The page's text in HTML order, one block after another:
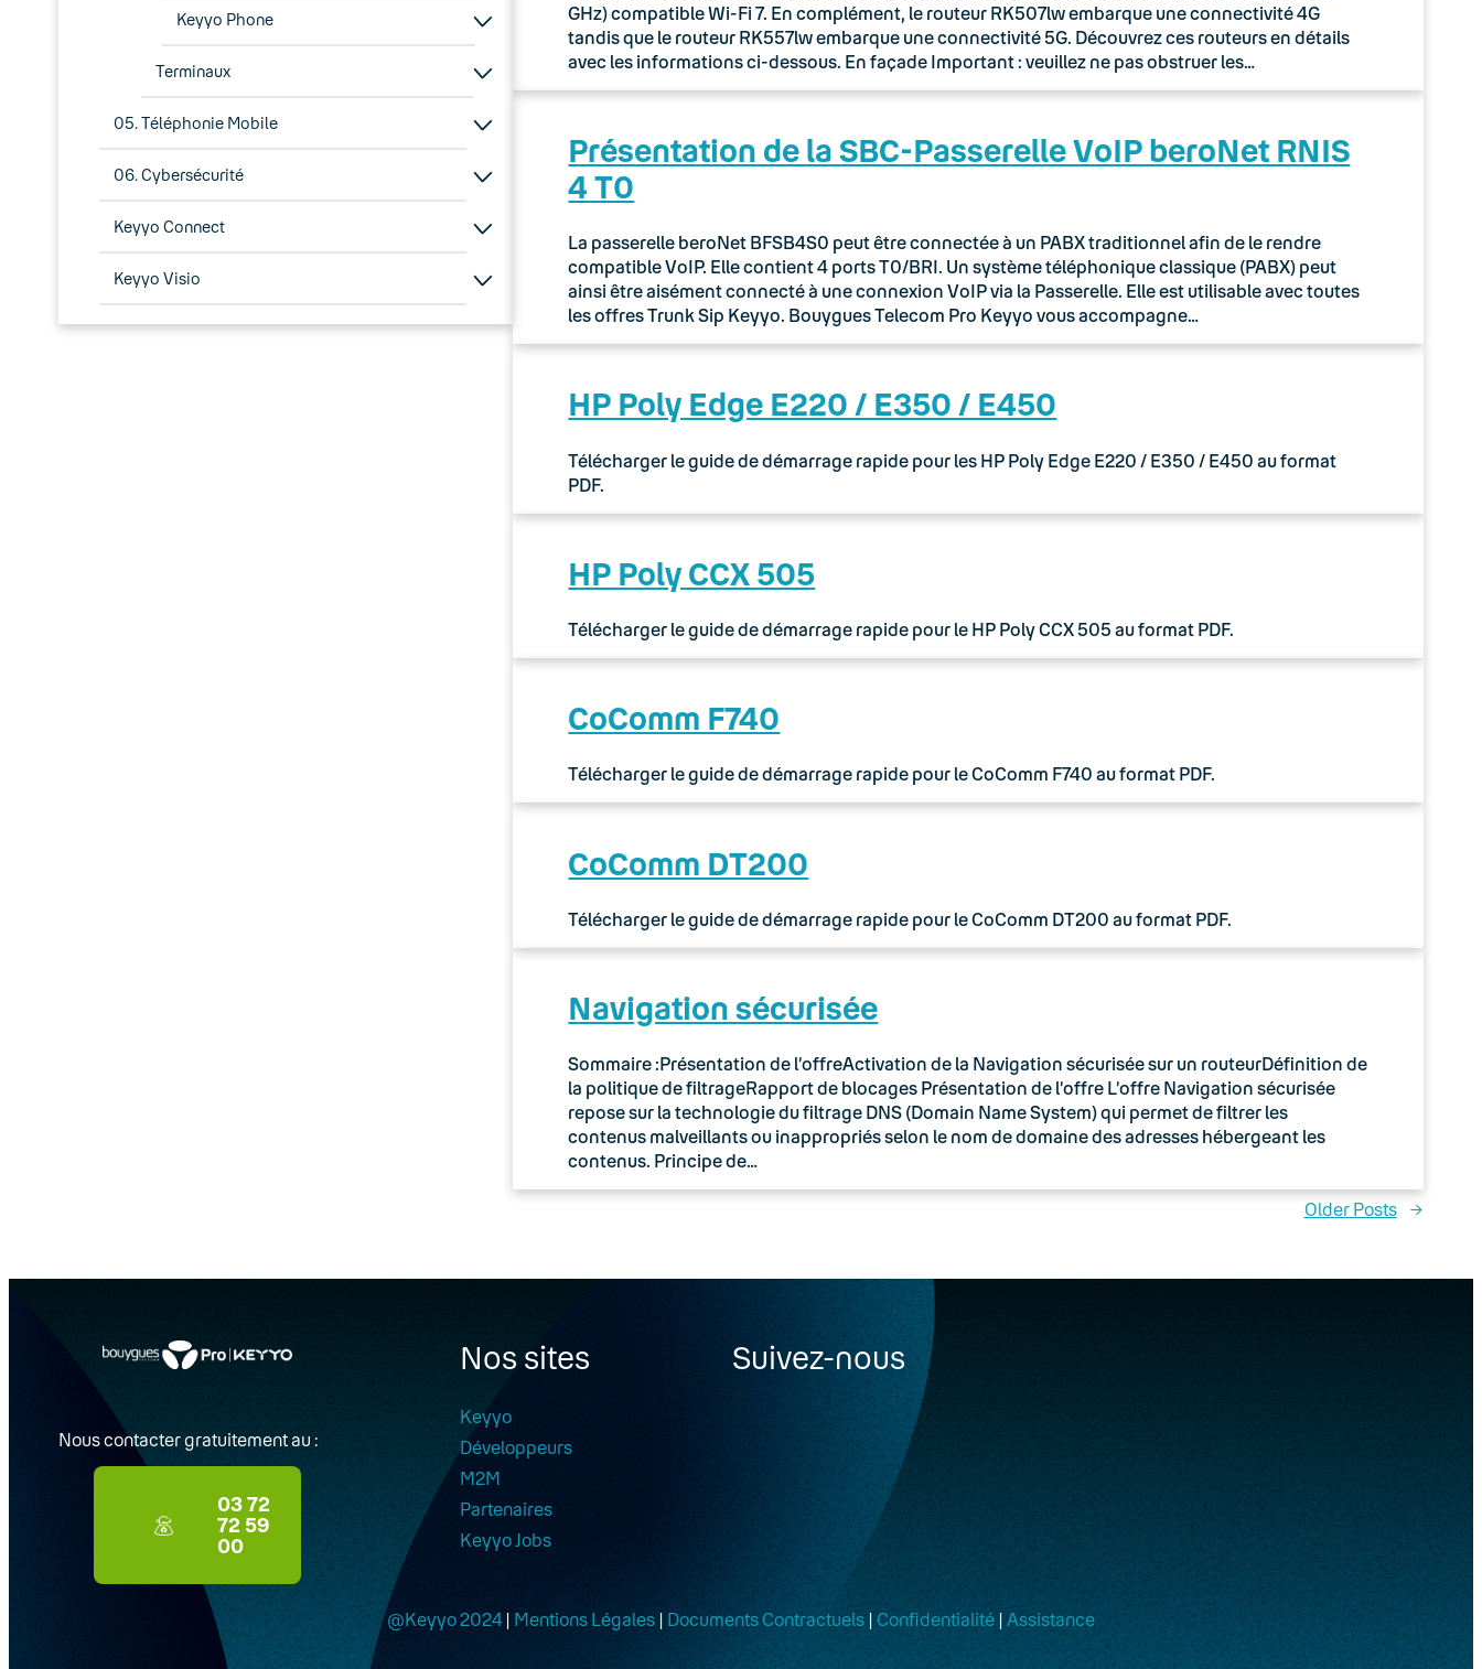
Keyyo Phone
Terminaux
05. Téléphonie Mobile
06. Cybersécurité
Keyyo Connect
Keyyo Visio
GHz) compatible Wi-Fi 7. En complément, le routeur RK507lw embarque une connectivité 4G
tandis que le routeur RK557lw embarque une connectivité 5G. Découvrez ces routeurs en détails
avec les informations ci-dessous. En façade Important : veuillez ne pas obstruer les…
Présentation de la SBC-Passerelle VoIP beroNet RNIS
4 T0
La passerelle beroNet BFSB4S0 peut être connectée à un PABX traditionnel afin de le rendre
compatible VoIP. Elle contient 4 ports T0/BRI. Un système téléphonique classique (PABX) peut
ainsi être aisément connecté à une connexion VoIP via la Passerelle. Elle est utilisable avec toutes
les offres Trunk Sip Keyyo. Bouygues Telecom Pro Keyyo vous accompagne…
HP Poly Edge E220 / E350 / E450
Télécharger le guide de démarrage rapide pour les HP Poly Edge E220 / E350 / E450 au format
PDF.
HP Poly CCX 505
Télécharger le guide de démarrage rapide pour le HP Poly CCX 505 au format PDF.
CoComm F740
Télécharger le guide de démarrage rapide pour le CoComm F740 au format PDF.
CoComm DT200
Télécharger le guide de démarrage rapide pour le CoComm DT200 au format PDF.
Navigation sécurisée
Sommaire :Présentation de l’offreActivation de la Navigation sécurisée sur un routeurDéfinition de
la politique de filtrageRapport de blocages Présentation de l’offre L’offre Navigation sécurisée
repose sur la technologie du filtrage DNS (Domain Name System) qui permet de filtrer les
contenus malveillants ou inappropriés selon le nom de domaine des adresses hébergeant les
contenus. Principe de…
Older Posts →
Nous contacter gratuitement au :
03 72
72 59
00
Nos sites
Keyyo
Développeurs
M2M
Partenaires
Keyyo Jobs
Suivez-nous
@Keyyo 2024| Mentions Légales | Documents Contractuels|Confidentialité|Assistance